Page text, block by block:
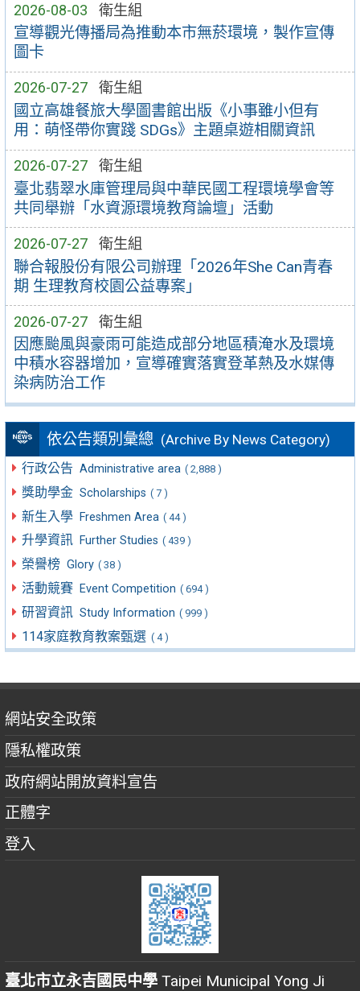
2026-08-03 衛生組
宣導觀光傳播局為推動本市無菸環境，製作宣傳
圖卡
2026-07-27 衛生組
國立高雄餐旅大學圖書館出版《小事雖小但有
用：萌怪帶你實踐 SDGs》主題桌遊相關資訊
2026-07-27 衛生組
臺北翡翠水庫管理局與中華民國工程環境學會等
共同舉辦「水資源環境教育論壇」活動
2026-07-27 衛生組
聯合報股份有限公司辦理「2026年She Can青春
期 生理教育校園公益專案」
2026-07-27 衛生組
因應颱風與豪雨可能造成部分地區積淹水及環境
中積水容器增加，宣導確實落實登革熱及水媒傳
染病防治工作
依公告類別彙總 (Archive By News Category)
行政公告 Administrative area ( 2,888 )
獎助學金 Scholarships ( 7 )
新生入學 Freshmen Area ( 44 )
升學資訊 Further Studies ( 439 )
榮譽榜 Glory ( 38 )
活動競賽 Event Competition ( 694 )
研習資訊 Study Information ( 999 )
114家庭教育教案甄選 ( 4 )
網站安全政策
隱私權政策
政府網站開放資料宣告
正體字
登入
臺北市立永吉國民中學 Taipei Municipal Yong Ji